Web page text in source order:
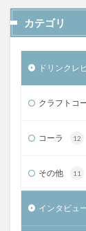
カテゴリ
ドリンクレ
クラフトコ
コーラ 12
その他 11
インタビュ